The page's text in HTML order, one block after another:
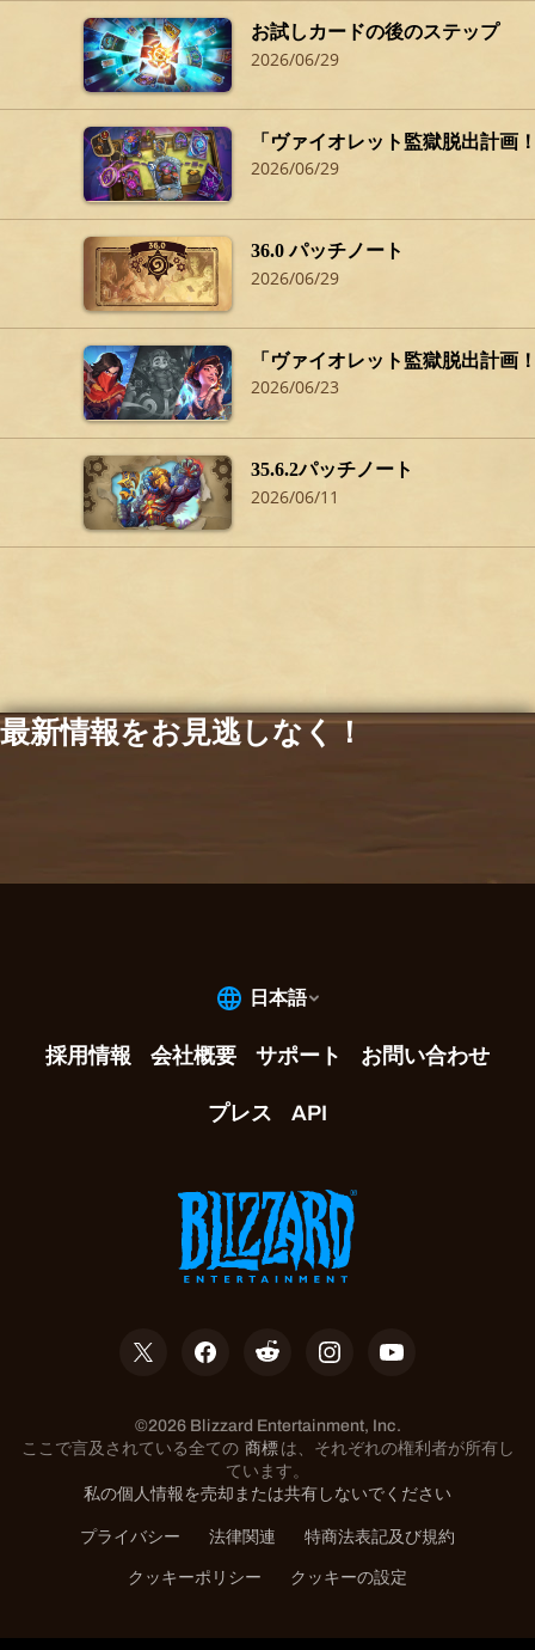
お試しカードの後のステップ
2026/06/29
「ヴァイオレット監獄脱出計画
2026/06/29
36.0 パッチノート
2026/06/29
「ヴァイオレット監獄脱出計画
2026/06/23
35.6.2パッチノート
2026/06/11
最新情報をお見逃しなく！